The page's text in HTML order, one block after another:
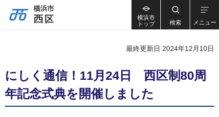
横浜市
トップ
検索 メニュー
最終更新日 2024年12月10日
にしく通信！11月24日 西区制80周
年記念式典を開催しました